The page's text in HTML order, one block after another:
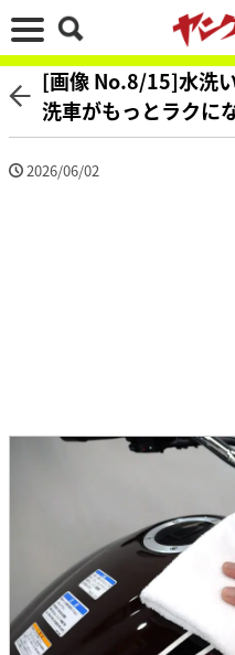
[画像 No.8/15]水洗
洗車がもっとラクに
2026/06/02